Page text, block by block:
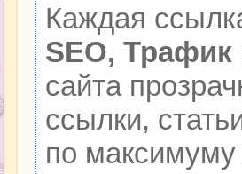
Каждая
SEO, Трафик
сайта
ссылки,
по